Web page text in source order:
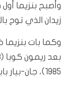
وأصبح بنزيما
زيدان الذي توج
وكما بات
1985)، جان-بيار بابان (1991) وزيدان (1998).